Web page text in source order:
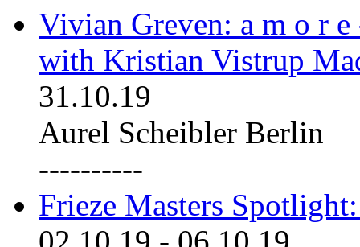
Vivian Greven: a m o r
with Kristian Vistrup
31.10.19
Aurel Scheibler Berlin
----------
Frieze Masters